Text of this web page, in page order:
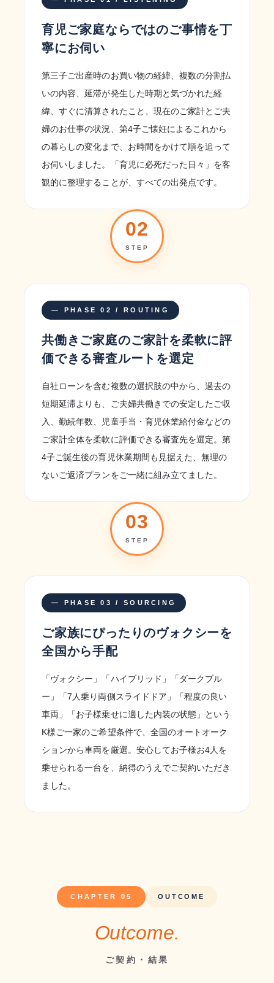
育児ご家庭ならではのご事情を丁
寧にお伺い
第三子ご出産時のお買い物の経緯、複数の分割払
いの内容、延滞が発生した時期と気づかれた経
緯、すぐに清算されたこと、現在のご家計とご夫
婦のお仕事の状況、第4子ご懐妊によるこれから
の暮らしの変化まで、お時間をかけて順を追って
お伺いしました。「育児に必死だった日々」を客
観的に整理することが、すべての出発点です。
02
STEP
— PHASE 02 / ROUTING
共働きご家庭のご家計を柔軟に評
価できる審査ルートを選定
自社ローンを含む複数の選択肢の中から、過去の
短期延滞よりも、ご夫婦共働きでの安定したご収
入、勤続年数、児童手当・育児休業給付金などの
ご家計全体を柔軟に評価できる審査先を選定。第
4子ご誕生後の育児休業期間も見据えた、無理の
ないご返済プランをご一緒に組み立てました。
03
STEP
— PHASE 03 / SOURCING
ご家族にぴったりのヴォクシーを
全国から手配
「ヴォクシー」「ハイブリッド」「ダークブル
ー」「7人乗り両側スライドドア」「程度の良い
車両」「お子様乗せに適した内装の状態」という
K様ご一家のご希望条件で、全国のオートオーク
ションから車両を厳選。安心してお子様お4人を
乗せられる一台を、納得のうえでご契約いただき
ました。
CHAPTER 05 OUTCOME
Outcome.
ご契約・結果